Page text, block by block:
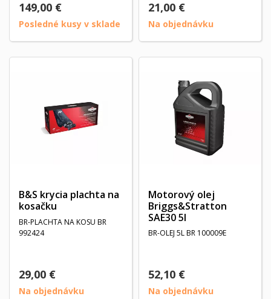
149,00 €
Posledné kusy v sklade
21,00 €
Na objednávku
B&S krycia plachta na
kosačku
BR-PLACHTA NA KOSU BR
992424
29,00 €
Na objednávku
Motorový olej
Briggs&Stratton
SAE30 5l
BR-OLEJ 5L BR 100009E
52,10 €
Na objednávku